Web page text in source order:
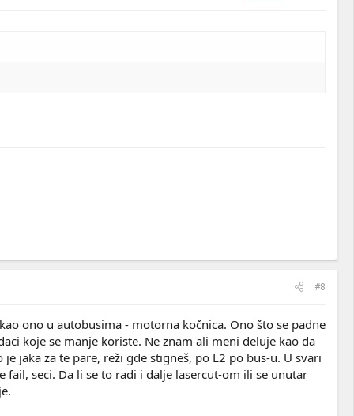
#8
ono u autobusima - motorna kočnica. Ono što se padne
koje se manje koriste. Ne znam ali meni deluje kao da
jaka za te pare, reži gde stigneš, po L2 po bus-u. U svari
seci. Da li se to radi i dalje lasercut-om ili se unutar